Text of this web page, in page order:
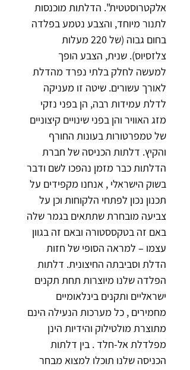
אלקטרוסטטית". הדלתות מוכנסות
לתנור מיוחד, והצבע נטמע בפלדה
בחום גבוה (של 220 מעלות
צלזסיוס). שנית, הצבע הופך
למעשה לחלק בלתי נפרד מהדלת
לאורך עשורים. שיטה זו מעניקה
לדלת עמידות רבה, הן בפני נזקי
מזג האוויר והן בפני שינויים קיצוניים
של טמפרטורות בעונות החורף
והקיץ. דלתות הכניסה של חברת
הדלתות כבר מזמן נהפכו לשם ודבר
בשוק הישראלי , אנחנו מקפידים על
תכנון נכון לפתחי הלקוחות וכן על
צביעה מובחרת שתתאים בגמר שלה
באם זה בטקססטורה ובאם זה בגוון
עצמו – למראה הסופי של חזות
הדלת וסביבתה החיצונית. דלתות
הפלדה שלנו מיוצרות תחת תקנים
ישראליים ותקנים בינלאומיים
מחמירים , כל מערכות הנעילה הינם
מתוצרת מולטילוק והידיות הינן
מפלדלת אל-חלד . בין דלתות
הכניסה שלנו תוכלו למצוא מבחר